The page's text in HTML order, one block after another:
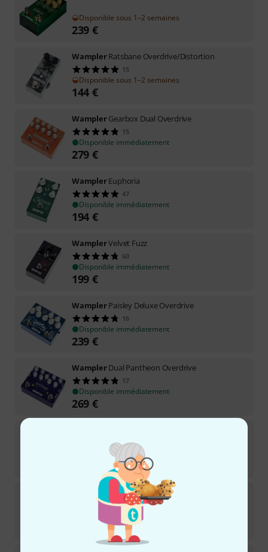
Disponible sous 1–2 semaines
239 €
WamplerRatsbane Overdrive/Distortion
15
Disponible sous 1–2 semaines
144 €
WamplerGearbox Dual Overdrive
15
Disponible immédiatement
279 €
WamplerEuphoria
47
Disponible immédiatement
194 €
WamplerVelvet Fuzz
60
Disponible immédiatement
199 €
WamplerPaisley Deluxe Overdrive
16
Disponible immédiatement
239 €
WamplerDual Pantheon Overdrive
17
Disponible immédiatement
269 €
12
Disponible immédiatement
Wampler TCD Overdrive
2
Disponible immédiatement